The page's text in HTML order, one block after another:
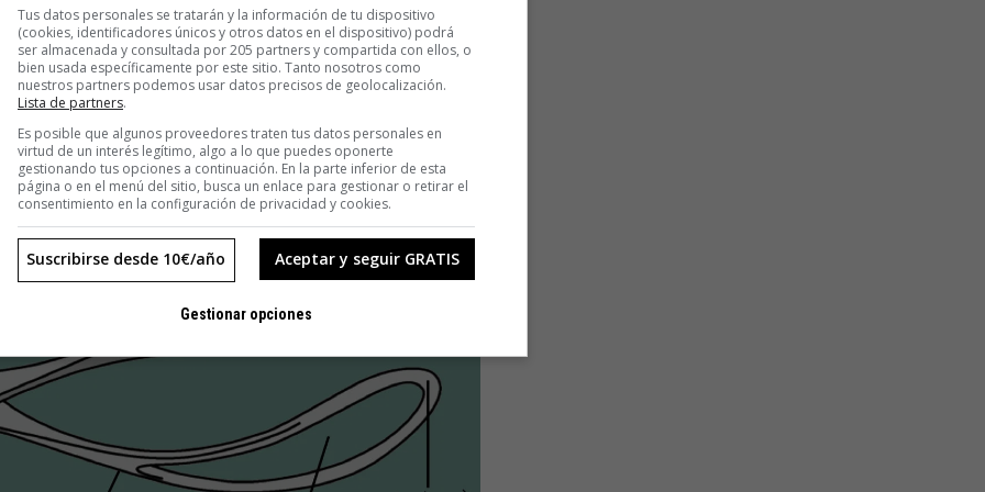
la que le vendaban los ojos. Y no solo eso, para que el
hacían sonar campanas para confundir a la madre
Tus datos personales se tratarán y la información de tu dispositivo
(cookies, identificadores únicos y otros datos en el dispositivo) podrá
ser almacenada y consultada por 205 partners y compartida con ellos, o
bien usada específicamente por este sitio. Tanto nosotros como
nuestros partners podemos usar datos precisos de geolocalización.
Lista de partners.
Es posible que algunos proveedores traten tus datos personales en
virtud de un interés legítimo, algo a lo que puedes oponerte
gestionando tus opciones a continuación. En la parte inferior de esta
página o en el menú del sitio, busca un enlace para gestionar o retirar el
consentimiento en la configuración de privacidad y cookies.
Aceptar y seguir GRATIS
Suscribirse desde 10€/año
Gestionar opciones